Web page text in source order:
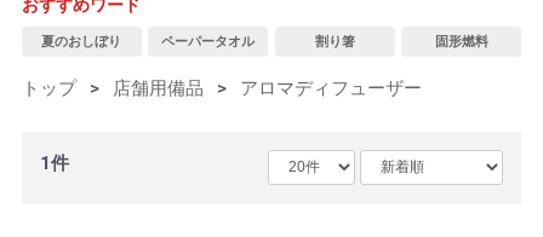
おすすめワード
夏のおしぼり ペーパータオル 割り箸 固形燃料
トップ > 店舗用備品 > アロマディフューザー
1件